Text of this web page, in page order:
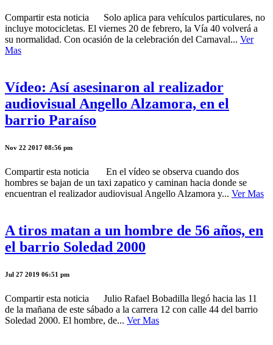
Compartir esta noticia Solo aplica para vehículos particulares, no
incluye motocicletas. El viernes 20 de febrero, la Vía 40 volverá a
su normalidad. Con ocasión de la celebración del Carnaval... Ver
Mas
Vídeo: Así asesinaron al realizador
audiovisual Angello Alzamora, en el
barrio Paraíso
Nov 22 2017 08:56 pm
Compartir esta noticia En el vídeo se observa cuando dos
hombres se bajan de un taxi zapatico y caminan hacia donde se
encuentran el realizador audiovisual Angello Alzamora y... Ver Mas
A tiros matan a un hombre de 56 años, en
el barrio Soledad 2000
Jul 27 2019 06:51 pm
Compartir esta noticia Julio Rafael Bobadilla llegó hacia las 11
de la mañana de este sábado a la carrera 12 con calle 44 del barrio
Soledad 2000. El hombre, de... Ver Mas